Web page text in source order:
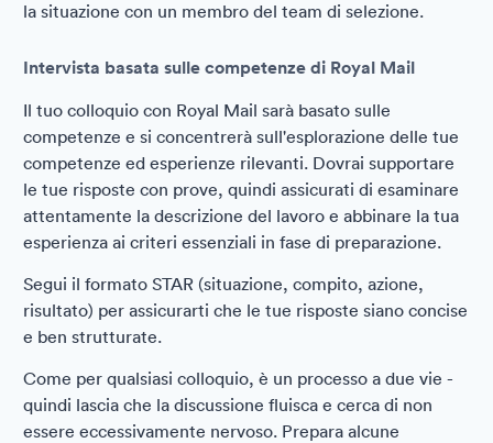
la situazione con un membro del team di selezione.
Intervista basata sulle competenze di Royal Mail
Il tuo colloquio con Royal Mail sarà basato sulle
competenze e si concentrerà sull'esplorazione delle tue
competenze ed esperienze rilevanti. Dovrai supportare
le tue risposte con prove, quindi assicurati di esaminare
attentamente la descrizione del lavoro e abbinare la tua
esperienza ai criteri essenziali in fase di preparazione.
Segui il formato STAR (situazione, compito, azione,
risultato) per assicurarti che le tue risposte siano concise
e ben strutturate.
Come per qualsiasi colloquio, è un processo a due vie -
quindi lascia che la discussione fluisca e cerca di non
essere eccessivamente nervoso. Prepara alcune